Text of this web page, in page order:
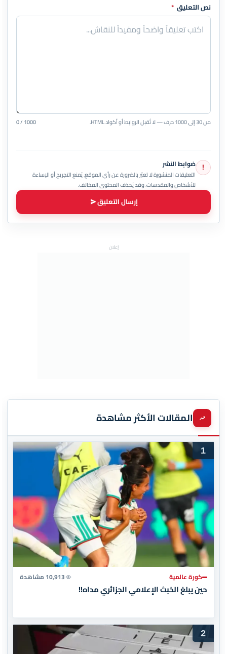
نص التعليق *
من 30 إلى 1000 حرف — لا تُقبل الروابط أو أكواد HTML. 0 / 1000
! ضوابط النشر
التعليقات المنشورة لا تعبّر بالضرورة عن رأي الموقع. يُمنع التجريح أو الإساءة
للأشخاص والمقدسات، وقد يُحذف المحتوى المخالف.
إرسال التعليق
إعلان
المقالات الأكثر مشاهدة
1
كورة عالمية 10,913 مشاهدة
حين يبلغ الخبث الإعلامي الجزائري مداه!!
2